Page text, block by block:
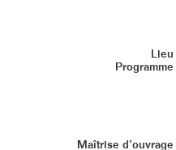
Lieu
Programme
Maîtrise d’ouvrage